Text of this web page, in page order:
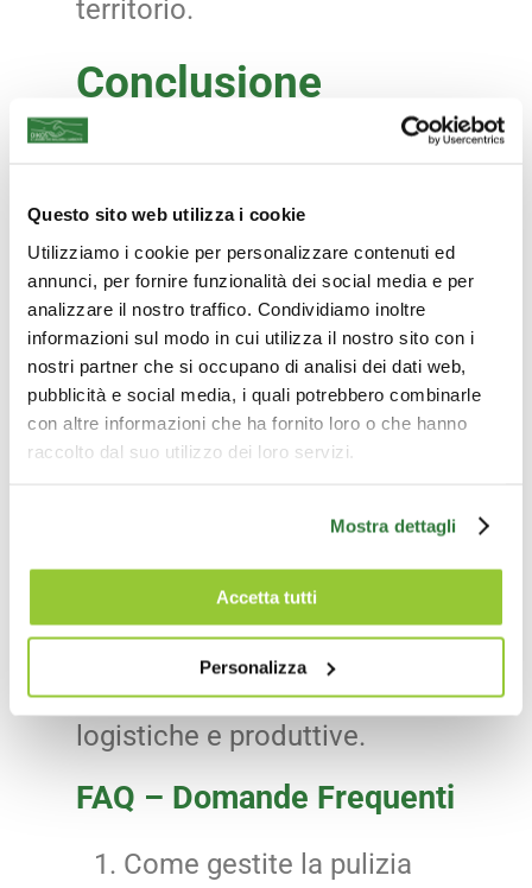
Questo sito web utilizza i cookie
Utilizziamo i cookie per personalizzare contenuti ed
annunci, per fornire funzionalità dei social media e per
analizzare il nostro traffico. Condividiamo inoltre
informazioni sul modo in cui utilizza il nostro sito con i
nostri partner che si occupano di analisi dei dati web,
pubblicità e social media, i quali potrebbero combinarle
con altre informazioni che ha fornito loro o che hanno
raccolto dal suo utilizzo dei loro servizi.
Mostra dettagli
Accetta tutti
Personalizza
territorio.
Conclusione
Un capannone pulito è un
produttivo. Se cerchi
professionalità, attrezzature
all’avanguardia e un
approccio serio alla gestione
degli spazi industriali, Oikos è
la risposta.
effettuare un sopralluogo
tecnico gratuito, valutare lo
stato delle superfici e proporti
un piano di intervento su
misura per le tue esigenze
logistiche e produttive.
FAQ – Domande Frequenti
Come gestite la pulizia